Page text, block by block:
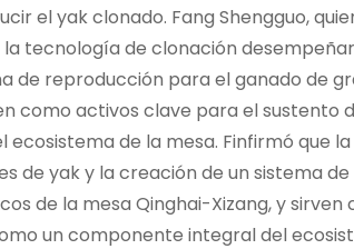
el yak clonado. Fang Shengguo,
tecnología de clonación
de reproducción para el ganado de
como activos clave para el sustento
de la mesa. Finfirmó que
de yak y la creación de un sistema
de la mesa Qinghai-Xizang, y
un componente integral del